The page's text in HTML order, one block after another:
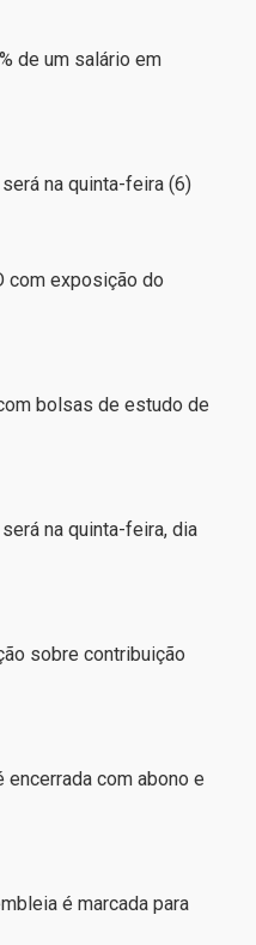
de um salário em
na quinta-feira (6)
com exposição do
bolsas de estudo de
na quinta-feira, dia
sobre contribuição
encerrada com abono e
é marcada para